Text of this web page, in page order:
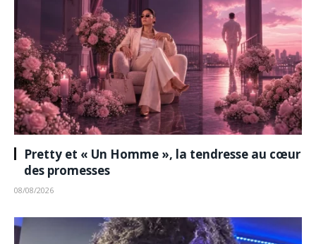
Pretty et « Un Homme », la tendresse au cœur
des promesses
08/08/2026